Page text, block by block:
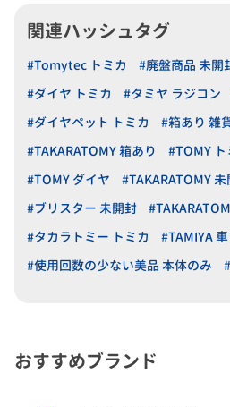
関連ハッシュタグ
#Tomytec トミカ #廃盤商品 未開
#ダイヤ トミカ
#タミヤ ラジコン
#ダイヤペット トミカ
#箱あり 雑
#TAKARATOMY 箱あり
#TOMY ト
#TOMY ダイヤ
#TAKARATOMY
#ブリスター 未開封
#タカラトミー トミカ
#TAMIYA
#使用回数の少ない美品 本体のみ
おすすめブランド